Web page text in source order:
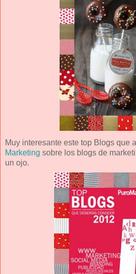
Muy interesante este top Blogs que
Marketing sobre los blogs de
un ojo.